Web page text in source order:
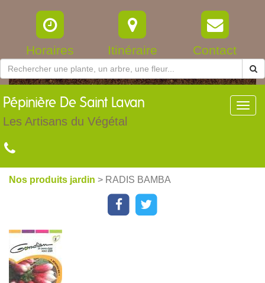
Horaires Itinéraire Contact
Pépinière De Saint Lavan
Les Artisans du Végétal
Nos produits jardin > RADIS BAMBA